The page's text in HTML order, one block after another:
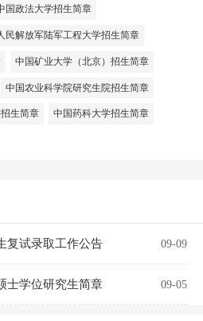
国政法大学招生简章
民解放军陆军工程大学招生简章
中国矿业大学（北京）招生简章
中国农业科学院研究生院招生简章
生简章 中国药科大学招生简章
复试录取工作公告 09-09
士学位研究生简章 09-05